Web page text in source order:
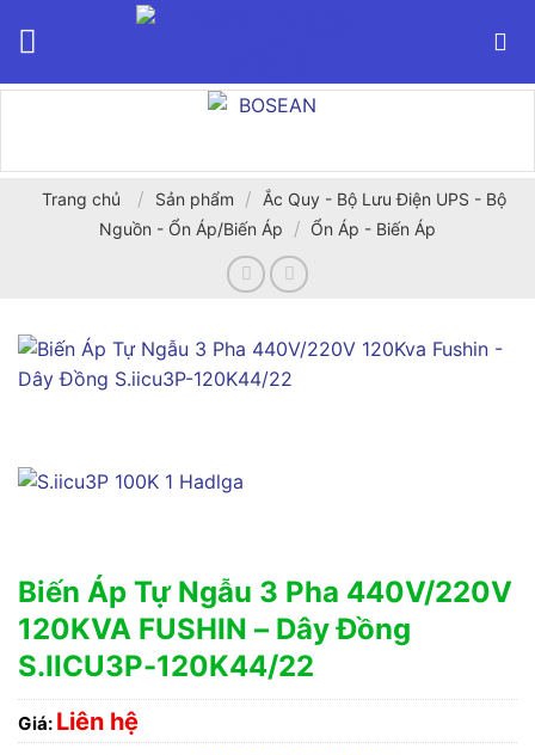
Trang chủ / Sản phẩm /
Ắc Quy - Bộ Lưu Điện UPS - Bộ
Nguồn - Ổn Áp/Biến Áp
/ Ổn Áp - Biến Áp
Biến Áp Tự Ngẫu 3 Pha 440V/220V
120KVA FUSHIN – Dây Đồng
S.IICU3P-120K44/22
Giá: Liên hệ